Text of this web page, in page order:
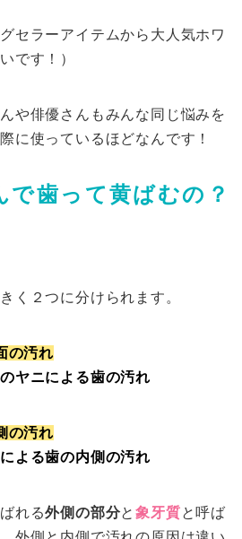
セラーアイテムから大人気ホワ
です！）
や俳優さんもみんな同じ悩みを
に使っているほどなんです！
で歯って黄ばむの？
く２つに分けられます。
の汚れ
ニによる歯の汚れ
の汚れ
よる歯の内側の汚れ
れる外側の部分と象牙質と呼ば